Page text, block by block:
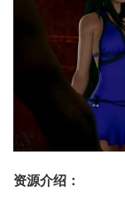
资源介绍：